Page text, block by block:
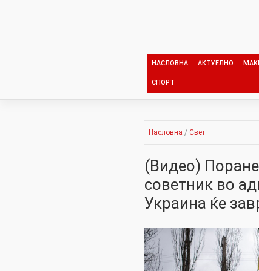
НАСЛОВНА АКТУЕЛНО
СПОРТ
Насловна / Свет
(Видео)
советник во
Украина ќе